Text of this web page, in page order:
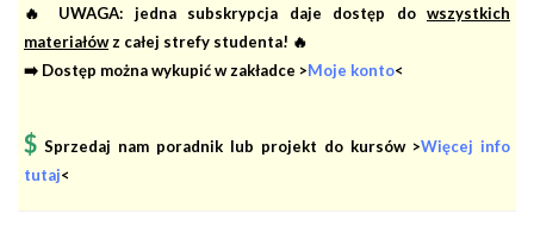
🔥 UWAGA: jedna subskrypcja daje dostęp do wszystkich
materiałówz całej strefy studenta! 🔥
➡️ Dostęp można wykupić w zakładce >Moje konto<
$ Sprzedaj nam poradnik lub projekt do kursów >Więcej info
tutaj<